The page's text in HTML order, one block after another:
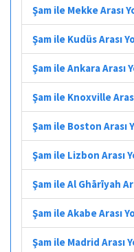
Şam ile Mekke Arası
Şam ile Kudüs Arası
Şam ile Ankara Arası
Şam ile Knoxville
Şam ile Boston
Şam ile Lizbon Arası
Şam ile Al Ghārīyah
Şam ile Akabe Arası
Şam ile Madrid Arası